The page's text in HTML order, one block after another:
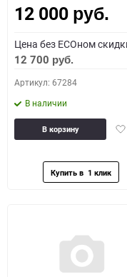
12 000 руб.
Цена без ECOном
12 700 руб.
Артикул: 67284
В наличии
В корзину